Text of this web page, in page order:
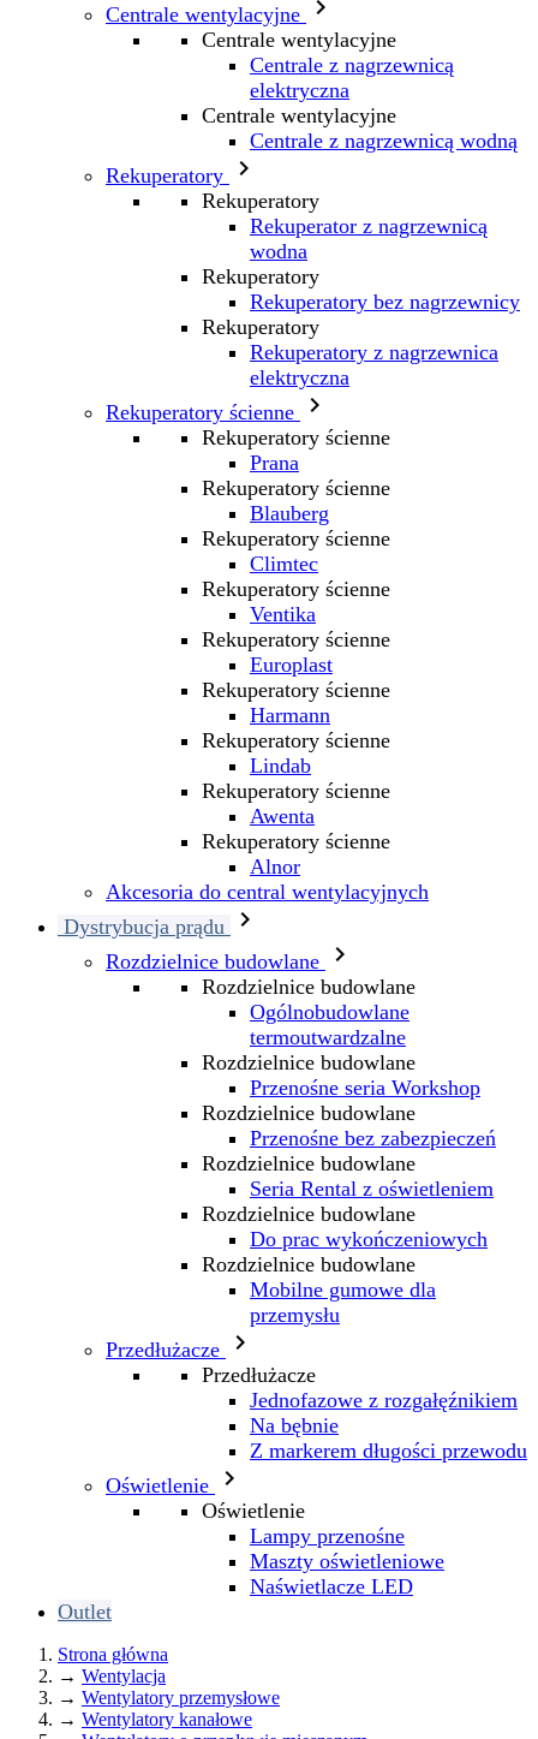
Centrale wentylacyjne 
Centrale wentylacyjne
Centrale z nagrzewnicą
elektryczna
Centrale wentylacyjne
Centrale z nagrzewnicą wodną
Rekuperatory

Rekuperatory
Rekuperator z nagrzewnicą
wodna
Rekuperatory
Rekuperatory bez nagrzewnicy
Rekuperatory
Rekuperatory z nagrzewnica
elektryczna
Rekuperatory ścienne

Rekuperatory ścienne
Prana
Rekuperatory ścienne
Blauberg
Rekuperatory ścienne
Climtec
Rekuperatory ścienne
Ventika
Rekuperatory ścienne
Europlast
Rekuperatory ścienne
Harmann
Rekuperatory ścienne
Lindab
Rekuperatory ścienne
Awenta
Rekuperatory ścienne
Alnor
Akcesoria do central wentylacyjnych
Dystrybucja prądu

Rozdzielnice budowlane 
Rozdzielnice budowlane
Ogólnobudowlane
termoutwardzalne
Rozdzielnice budowlane
Przenośne seria Workshop
Rozdzielnice budowlane
Przenośne bez zabezpieczeń
Rozdzielnice budowlane
Seria Rental z oświetleniem
Rozdzielnice budowlane
Do prac wykończeniowych
Rozdzielnice budowlane
Mobilne gumowe dla
przemysłu
Przedłużacze

Przedłużacze
Jednofazowe z rozgałęźnikiem
Na bębnie
Z markerem długości przewodu
Oświetlenie

Oświetlenie
Lampy przenośne
Maszty oświetleniowe
Naświetlacze LED
Outlet
Strona główna
→ Wentylacja
→ Wentylatory przemysłowe
→ Wentylatory kanałowe